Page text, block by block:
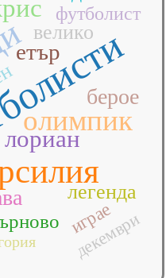
олимпик
лориан
етър
берое
велико
легенда
футболист
играе
декември